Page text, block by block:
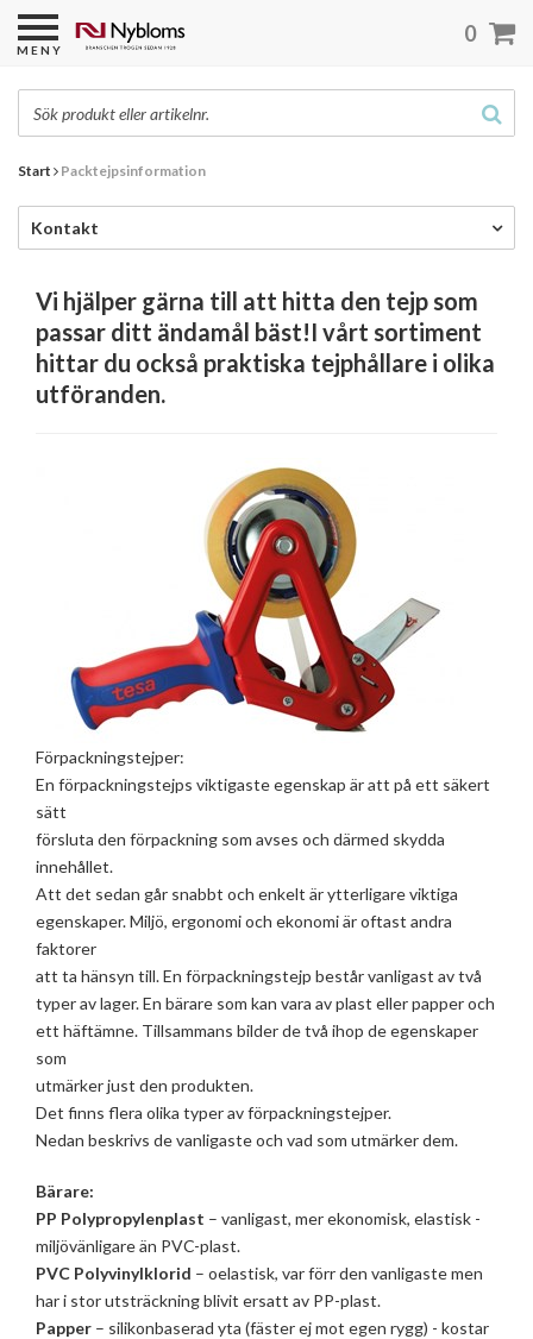
Start Packtejpsinformation
Kontakt
Vi hjälper gärna till att hitta den tejp som
passar ditt ändamål bäst!I vårt sortiment
hittar du också praktiska tejphållare i olika
utföranden.
Förpackningstejper:
En förpackningstejps viktigaste egenskap är att på ett säkert
sätt
försluta den förpackning som avses och därmed skydda
innehållet.
Att det sedan går snabbt och enkelt är ytterligare viktiga
egenskaper. Miljö, ergonomi och ekonomi är oftast andra
faktorer
att ta hänsyn till. En förpackningstejp består vanligast av två
typer av lager. En bärare som kan vara av plast eller papper och
ett häftämne. Tillsammans bilder de två ihop de egenskaper
som
utmärker just den produkten.
Det finns flera olika typer av förpackningstejper.
Nedan beskrivs de vanligaste och vad som utmärker dem.
Bärare:
PP Polypropylenplast – vanligast, mer ekonomisk, elastisk -
miljövänligare än PVC-plast.
PVC Polyvinylklorid – oelastisk, var förr den vanligaste men
har i stor utsträckning blivit ersatt av PP-plast.
Papper – silikonbaserad yta (fäster ej mot egen rygg) - kostar
MENY
0